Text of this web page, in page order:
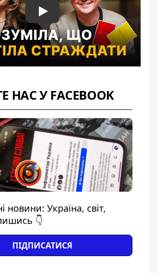
Play
НАС У FACEBOOK
новини: Україна, світ,
👇
ПІДПИСАТИСЯ